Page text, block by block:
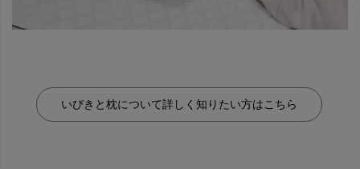
いびきと枕について詳しく知りたい方はこちら